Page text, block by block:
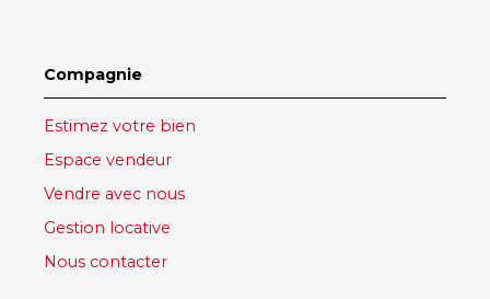
Compagnie
Estimez votre bien
Espace vendeur
Vendre avec nous
Gestion locative
Nous contacter